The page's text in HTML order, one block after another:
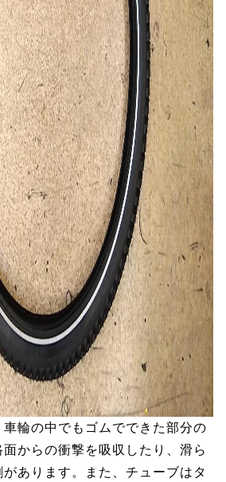
輪の中でもゴムでできた部分の
からの衝撃を吸収したり、滑ら
あります。また、チューブはタ